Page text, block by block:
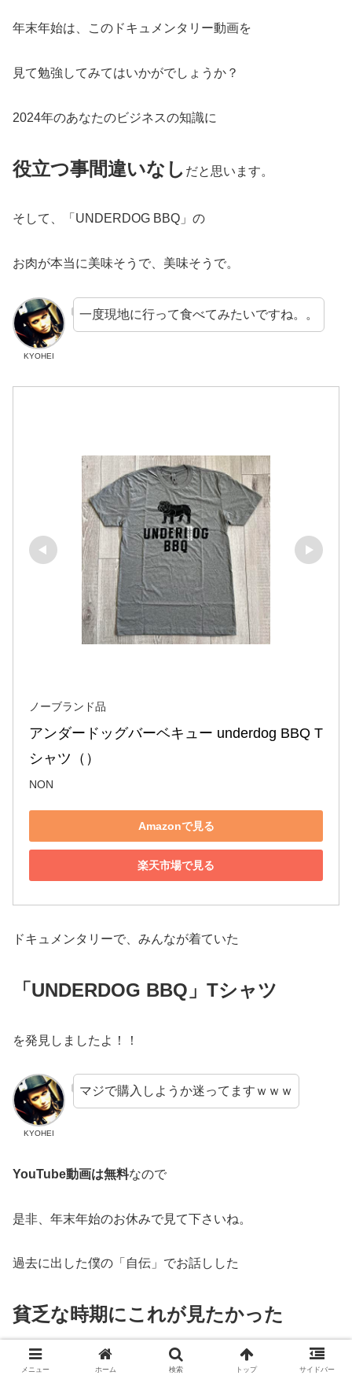
年末年始は、このドキュメンタリー動画を
見て勉強してみてはいかがでしょうか？
2024年のあなたのビジネスの知識に
役立つ事間違いなし だと思います。
そして、「UNDERDOG BBQ」の
お肉が本当に美味そうで、美味そうで。
KYOHEI
一度現地に行って食べてみたいですね。。
ノーブランド品
アンダードッグバーベキュー underdog BBQ T
シャツ（）
NON
Amazonで見る
楽天市場で見る
ドキュメンタリーで、みんなが着ていた
「UNDERDOG BBQ」Tシャツ
を発見しましたよ！！
KYOHEI
マジで購入しようか迷ってますｗｗｗ
YouTube動画は無料なので
是非、年末年始のお休みで見て下さいね。
過去に出した僕の「自伝」でお話しした
貧乏な時期にこれが見たかった
メニュー ホーム 検索 トップ サイドバー